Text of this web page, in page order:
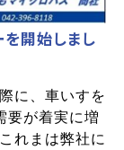
開始しまし
に、車いすを
要が着実に増
れまは弊社に